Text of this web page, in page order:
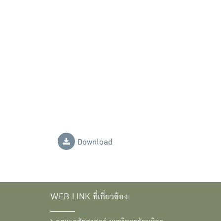
Download
WEB LINK ที่เกี่ยวข้อง